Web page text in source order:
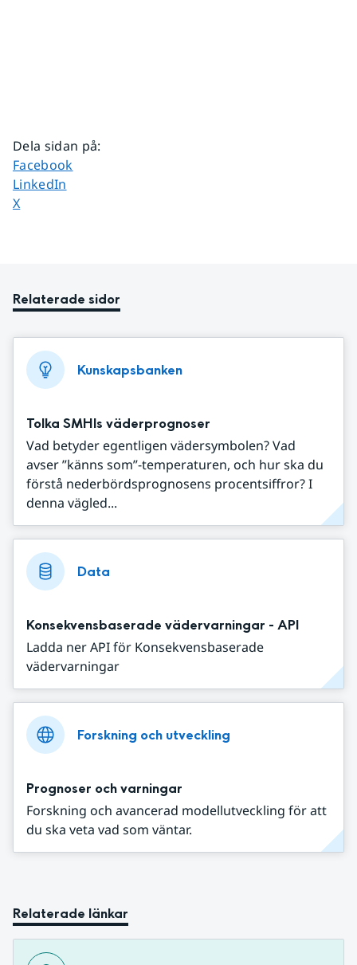
Dela sidan på:
Dela sidan på
Facebook
Dela sidan på
LinkedIn
Dela sidan på
X
Relaterade sidor
Kunskapsbanken
Tolka SMHIs väderprognoser
Vad betyder egentligen vädersymbolen? Vad
avser ”känns som”-temperaturen, och hur ska du
förstå nederbördsprognosens procentsiffror? I
denna vägled...
Data
Konsekvensbaserade vädervarningar - API
Ladda ner API för Konsekvensbaserade
vädervarningar
Forskning och utveckling
Prognoser och varningar
Forskning och avancerad modellutveckling för att
du ska veta vad som väntar.
Relaterade länkar